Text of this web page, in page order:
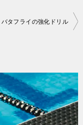
バタフライの強化ドリル